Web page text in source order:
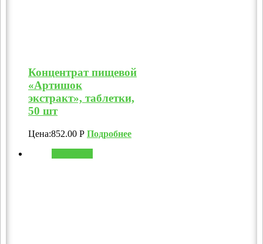
Концентрат пищевой
«Артишок
экстракт», таблетки,
50 шт
Цена:852.00 Р Подробнее